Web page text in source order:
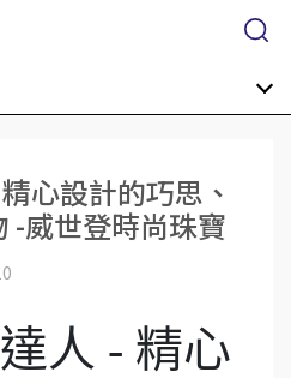
心設計的巧思、
-威世登時尚珠寶
人 - 精心